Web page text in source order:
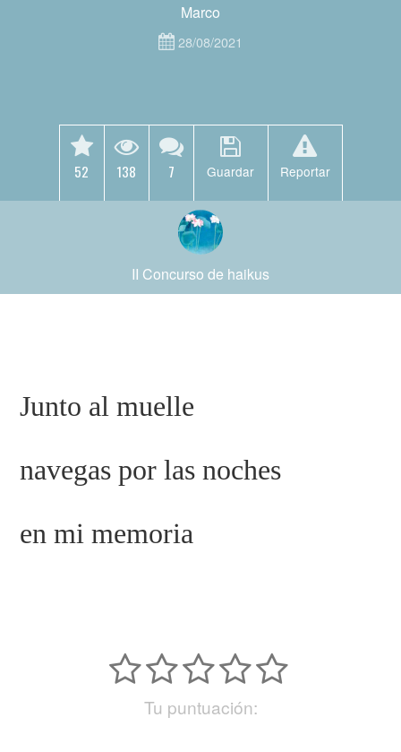
Marco
28/08/2021
52 138 7 Guardar Reportar
II Concurso de haikus
Junto al muelle
navegas por las noches
en mi memoria
Tu puntuación: